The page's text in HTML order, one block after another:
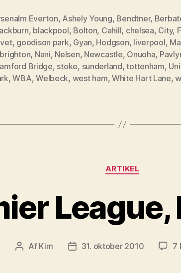
Everton, Ashely Young, Bendtner,
, blackpool, Bolton, Cahill, chelsea, City,
, goodison park, Gyan, Hodgson, liverpool,
, Nani, Nelsen, Newcastle, Onuoha,
Bridge, stoke, sunderland,tottenham,
,WBA,Welbeck, west ham, White Hart Lane,
Kategorier
ARTIKEL
League,
Indlægsforfatter
Af Kim Indlægsdato
31. oktober 2010 7